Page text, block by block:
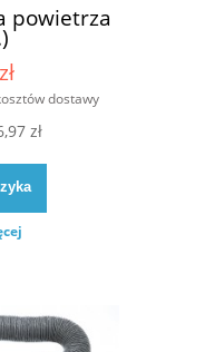
powietrza
dostawy
zł